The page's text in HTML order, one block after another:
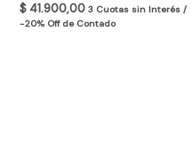
$41.900,00 3 Cuotas sin Interés /
-20% Off de Contado